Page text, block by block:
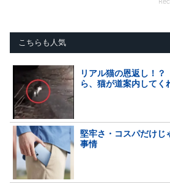
こちらも人気
リアル猫の恩返し！？
ら、猫が道案内してく
堅牢さ・コスパだけじ
事情